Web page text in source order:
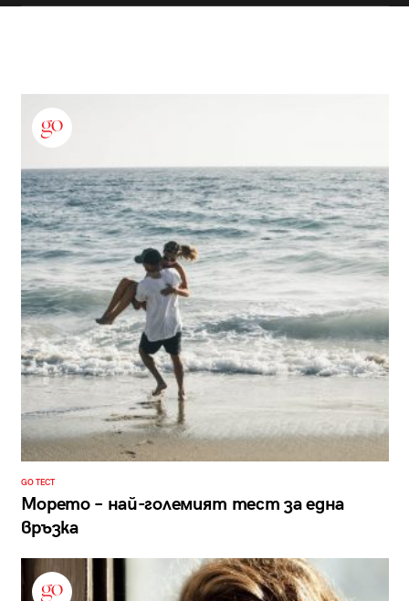
GO ТЕСТ
Морето – най-големият тест за една
връзка